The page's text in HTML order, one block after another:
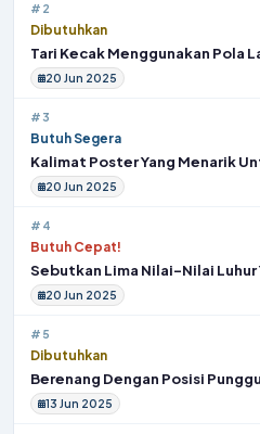
#2
Dibutuhkan
Tari Kecak Menggunakan Pola
20 Jun 2025
#3
Butuh Segera
Kalimat Poster Yang Menarik
20 Jun 2025
#4
Butuh Cepat!
Sebutkan Lima Nilai-Nilai Luhur
20 Jun 2025
#5
Dibutuhkan
Berenang Dengan Posisi
13 Jun 2025